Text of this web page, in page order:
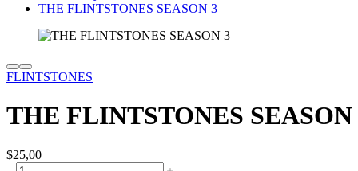
THE FLINTSTONES SEASON 3
FLINTSTONES
THE FLINTSTONES SEASON
$25,00